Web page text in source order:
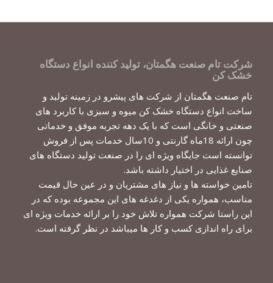
شرکت تام صنعت هگمتان، تولید کننده انواع دستگاه
خشک کن
تام صنعت هگمتان از شرکت های پیشرو در زمینه تولید و
ساخت انواع دستگاه خشک کن میوه و سبزی با کاربرد های
صنعتی و خانگی است که با یک دهه تجربه موفق و خدماتی
چون ارائه 18ماه گارنتی و 10سال خدمات پس از فروش
توانسته است جایگاه ویژه ای را در صنعت تولید دستگاه های
صنایع غذایی در اختیار داشته باشد.
تامین خواسته ها و نیاز های مشتریان و در عین حال قیمت
مناسب، همواره یکی از دغدغه های این مجموعه بوده که در
این راستا شرکت همواره تلاش خود را بر ارائه خدمات ویژه ای
برای راه اندازی کسب و کار ها میباشد در نظر گرفته است.